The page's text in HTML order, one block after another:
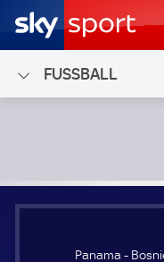
FUSSBALL
Panama -